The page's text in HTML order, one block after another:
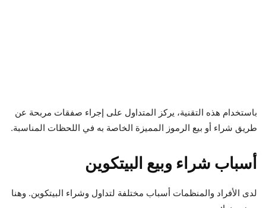
باستخدام هذه التقنية، يركز المتداول على إجراء صفقات مربحة عن
طريق شراء أو بيع الرموز المميزة الخاصة به في اللحظات المناسبة.
أسباب شراء وبيع البيتكوين
لدى الأفراد والمنظمات أسباب مختلفة لتداول وشراء البيتكوين. وهنا